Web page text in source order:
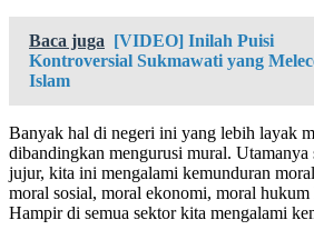
Baca juga [VIDEO] Inilah Puisi
Kontroversial Sukmawati yang
Islam
Banyak hal di negeri ini yang lebih layak
dibandingkan mengurusi mural.
jujur, kita ini mengalami kemunduran
moral sosial, moral ekonomi, moral hukum
Hampir di semua sektor kita mengalami